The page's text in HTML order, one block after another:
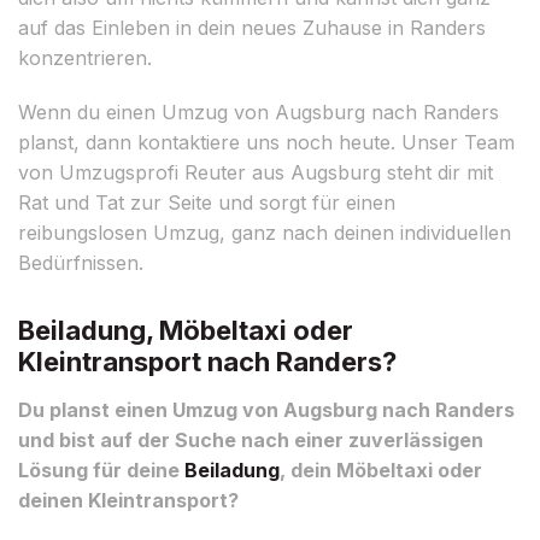
auf das Einleben in dein neues Zuhause in Randers
konzentrieren.
Wenn du einen Umzug von Augsburg nach Randers
planst, dann kontaktiere uns noch heute. Unser Team
von Umzugsprofi Reuter aus Augsburg steht dir mit
Rat und Tat zur Seite und sorgt für einen
reibungslosen Umzug, ganz nach deinen individuellen
Bedürfnissen.
Beiladung, Möbeltaxi oder
Kleintransport nach Randers?
Du planst einen Umzug von Augsburg nach Randers
und bist auf der Suche nach einer zuverlässigen
Lösung für deine Beiladung, dein Möbeltaxi oder
deinen Kleintransport?